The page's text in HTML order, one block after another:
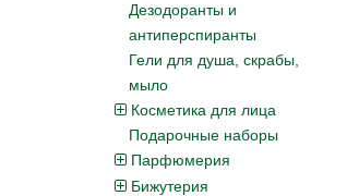
Дезодоранты и
антиперспиранты
Гели для душа, скрабы,
мыло
Косметика для лица
Подарочные наборы
Парфюмерия
Бижутерия